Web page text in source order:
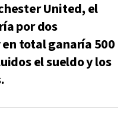
United, el
por dos
total ganaría 500
el sueldo y los